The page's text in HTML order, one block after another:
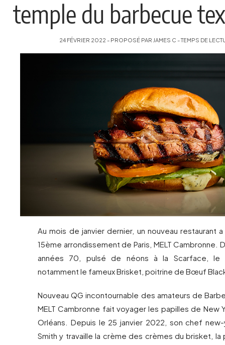
temple du barbecue
24 FÉVRIER 2022 - PROPOSÉ PAR JAMES C - TEMPS DE
Au mois de janvier dernier, un nouveau restaurant
15ème arrondissement de Paris, MELT Cambronne.
années 70, pulsé de néons à la Scarface, le
notamment le fameux Brisket, poitrine de Bœuf
Nouveau QG incontournable des amateurs de
MELT Cambronne fait voyager les papilles de New
Orléans. Depuis le 25 janvier 2022, son chef new-
Smith y travaille la crème des crèmes du brisket,